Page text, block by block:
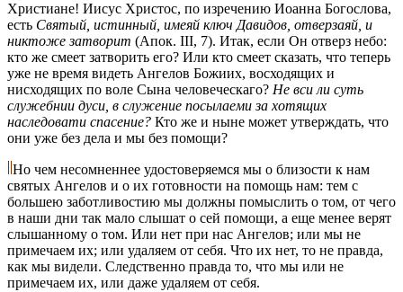
Христиане! Иисус Христос, по изречению Иоанна Богослова,
есть Святый, истинный, имеяй ключ Давидов, отверзаяй, и
никтоже затворит (Апок. III, 7). Итак, если Он отверз небо:
кто же смеет затворить его? Или кто смеет сказать, что теперь
уже не время видеть Ангелов Божиих, восходящих и
нисходящих по воле Сына человеческаго? Не вси ли суть
служебнии дуси, в служение посылаеми за хотящих
наследовати спасение? Кто же и ныне может утверждать, что
они уже без дела и мы без помощи?
Но чем несомненнее удостоверяемся мы о близости к нам
святых Ангелов и о их готовности на помощь нам: тем с
большею заботливостию мы должны помыслить о том, от чего
в наши дни так мало слышат о сей помощи, а еще менее верят
слышанному о том. Или нет при нас Ангелов; или мы не
примечаем их; или удаляем от себя. Что их нет, то не правда,
как мы видели. Следственно правда то, что мы или не
примечаем их, или даже удаляем от себя.